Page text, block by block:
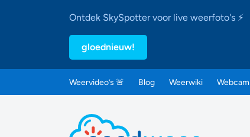
Ontdek SkySpotter voor live weerfoto's ⚡
gloednieuw!
Weervideo’s 🚨 Blog Weerwiki Webcam